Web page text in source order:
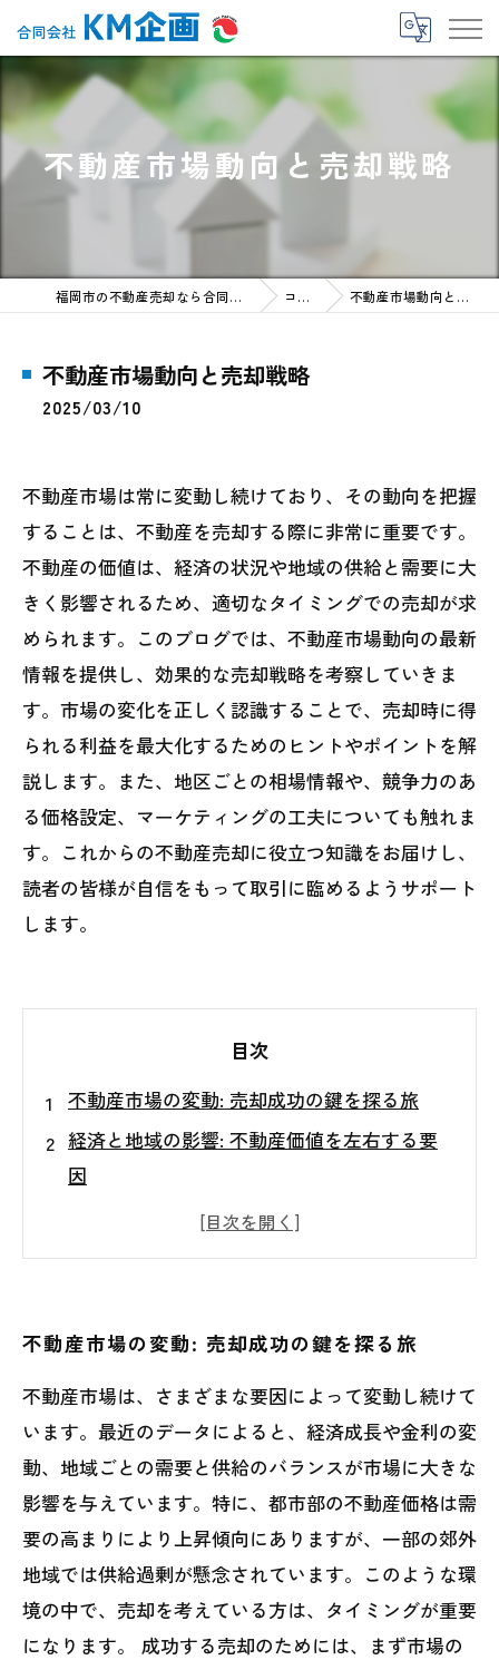
不動産市場動向と売却戦略
福岡市の不動産売却なら合同会社KM企画 コラム 不動産市場動向と売却戦略
不動産市場動向と売却戦略
2025/03/10
不動産市場は常に変動し続けており、その動向を把握
することは、不動産を売却する際に非常に重要です。
不動産の価値は、経済の状況や地域の供給と需要に大
きく影響されるため、適切なタイミングでの売却が求
められます。このブログでは、不動産市場動向の最新
情報を提供し、効果的な売却戦略を考察していきま
す。市場の変化を正しく認識することで、売却時に得
られる利益を最大化するためのヒントやポイントを解
説します。また、地区ごとの相場情報や、競争力のあ
る価格設定、マーケティングの工夫についても触れま
す。これからの不動産売却に役立つ知識をお届けし、
読者の皆様が自信をもって取引に臨めるようサポート
します。
目次
不動産市場の変動: 売却成功の鍵を探る旅
経済と地域の影響: 不動産価値を左右する要
因
適切なタイミングを見極める: 売却のベスト
プラクティス
デア
効果的な売却戦略: 利益を最大化するための
ステップ
不動産市場の変動: 売却成功の鍵を探る旅
不動産市場は、さまざまな要因によって変動し続けて
います。最近のデータによると、経済成長や金利の変
動、地域ごとの需要と供給のバランスが市場に大きな
影響を与えています。特に、都市部の不動産価格は需
要の高まりにより上昇傾向にありますが、一部の郊外
地域では供給過剰が懸念されています。このような環
境の中で、売却を考えている方は、タイミングが重要
になります。 成功する売却のためには、まず市場の